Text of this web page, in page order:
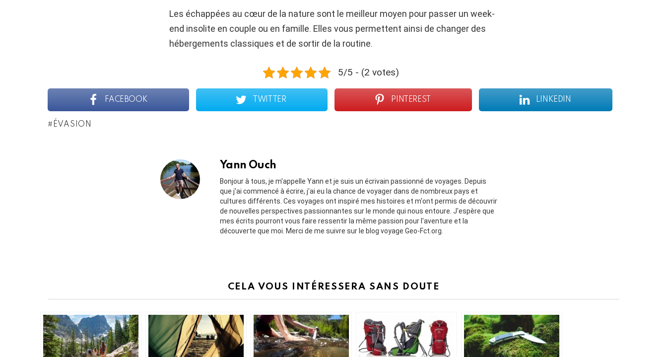
Les échappées au cœur de la nature sont le meilleur moyen pour passer un week-
end insolite en couple ou en famille. Elles vous permettent ainsi de changer des
hébergements classiques et de sortir de la routine.
5/5 - (2 votes)
FACEBOOK TWITTER PINTEREST LINKEDIN
ÉVASION
Yann Ouch
Bonjour à tous, je m'appelle Yann et je suis un écrivain passionné de voyages. Depuis
que j'ai commencé à écrire, j'ai eu la chance de voyager dans de nombreux pays et
cultures différents. Ces voyages ont inspiré mes histoires et m'ont permis de découvrir
de nouvelles perspectives passionnantes sur le monde qui nous entoure. J'espère que
mes écrits pourront vous faire ressentir la même passion pour l'aventure et la
découverte que moi. Merci de me suivre sur le blog voyage Geo-Fct.org.
CELA VOUS INTÉRESSERA SANS DOUTE